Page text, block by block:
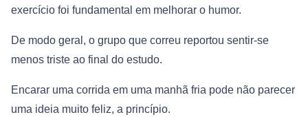
exercício foi fundamental em melhorar o humor.
De modo geral, o grupo que correu reportou sentir-se
menos triste ao final do estudo.
Encarar uma corrida em uma manhã fria pode não parecer
uma ideia muito feliz, a princípio.